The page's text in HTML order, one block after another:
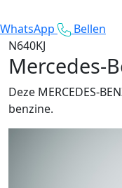
WhatsApp
Bellen
N640KJ
Mercedes-
Deze MERCEDES-
benzine.